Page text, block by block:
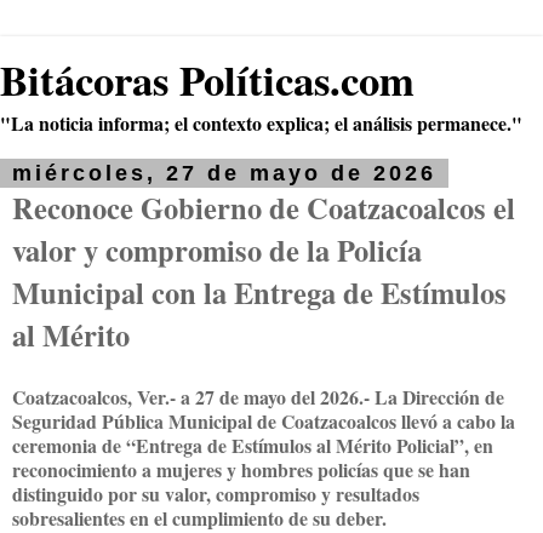
Bitácoras Políticas.com
"La noticia informa; el contexto explica; el análisis permanece."
miércoles, 27 de mayo de 2026
Reconoce Gobierno de Coatzacoalcos el
valor y compromiso de la Policía
Municipal con la Entrega de Estímulos
al Mérito
Coatzacoalcos, Ver.- a 27 de mayo del 2026.- La Dirección de
Seguridad Pública Municipal de Coatzacoalcos llevó a cabo la
ceremonia de “Entrega de Estímulos al Mérito Policial”, en
reconocimiento a mujeres y hombres policías que se han
distinguido por su valor, compromiso y resultados
sobresalientes en el cumplimiento de su deber.